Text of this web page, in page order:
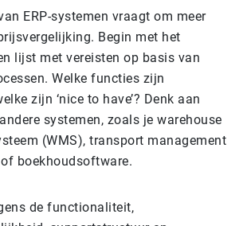
ERP-systemen vraagt om meer
Begin met het
lijst met vereisten op basis van
Welke functies zijn
zijn ‘nice to have’? Denk aan
systemen, zoals je warehouse
(WMS), transport management
boekhoudsoftware.
de functionaliteit,